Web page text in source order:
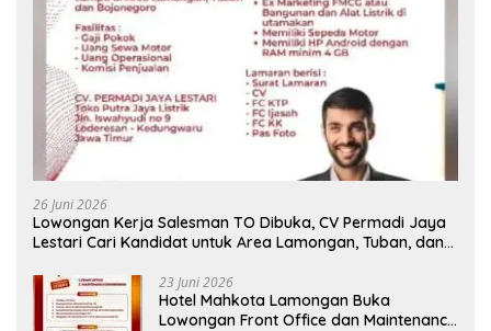
26 Juni 2026
Lowongan Kerja Salesman TO Dibuka, CV Permadi Jaya
Lestari Cari Kandidat untuk Area Lamongan, Tuban, dan
23 Juni 2026
Hotel Mahkota Lamongan Buka
Lowongan Front Office dan Maintenance